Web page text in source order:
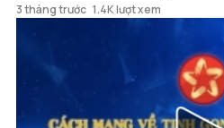
3 tháng trước 1.4K lượt xem